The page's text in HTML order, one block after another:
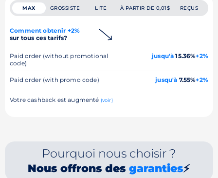
MAX GROSSISTE LITE À PARTIR DE 0,01$ REÇUS
Comment obtenir +2%
sur tous ces tarifs?
Paid order (without promotional
code)
jusqu'à 15.36%+2%
Paid order (with promo code) jusqu'à 7.55%+2%
Votre cashback est augmenté (voir)
Pourquoi nous choisir ?
Nous offrons desgaranties⚡